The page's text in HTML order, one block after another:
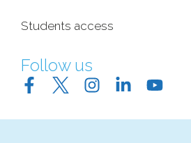
Students access
Follow us